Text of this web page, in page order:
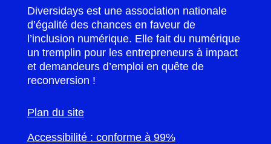
Diversidays est une association nationale
d’égalité des chances en faveur de
l’inclusion numérique. Elle fait du numérique
un tremplin pour les entrepreneurs à impact
et demandeurs d’emploi en quête de
reconversion !
Plan du site
Accessibilité : conforme à 99%